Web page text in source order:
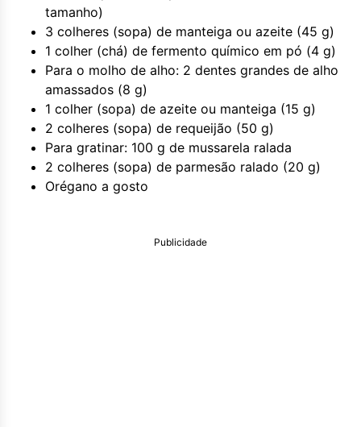
tamanho)
3 colheres (sopa) de manteiga ou azeite (45 g)
1 colher (chá) de fermento químico em pó (4 g)
Para o molho de alho: 2 dentes grandes de alho
amassados (8 g)
1 colher (sopa) de azeite ou manteiga (15 g)
2 colheres (sopa) de requeijão (50 g)
Para gratinar: 100 g de mussarela ralada
2 colheres (sopa) de parmesão ralado (20 g)
Orégano a gosto
Publicidade